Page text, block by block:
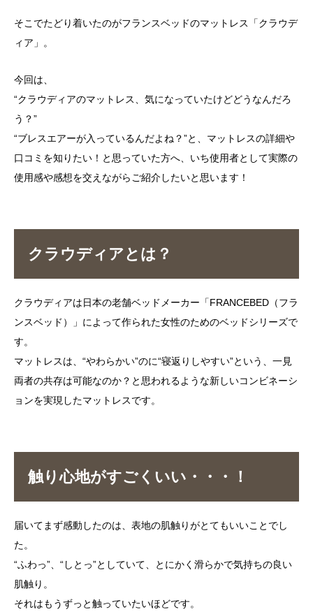
そこでたどり着いたのがフランスベッドのマットレス「クラウデ
ィア」。
今回は、
“クラウディアのマットレス、気になっていたけどどうなんだろ
う？”
“ブレスエアーが入っているんだよね？”と、マットレスの詳細や
口コミを知りたい！と思っていた方へ、いち使用者として実際の
使用感や感想を交えながらご紹介したいと思います！
クラウディアとは？
クラウディアは日本の老舗ベッドメーカー「FRANCEBED（フラ
ンスベッド）」によって作られた女性のためのベッドシリーズで
す。
マットレスは、“やわらかい”のに“寝返りしやすい”という、一見
両者の共存は可能なのか？と思われるような新しいコンビネーシ
ョンを実現したマットレスです。
触り心地がすごくいい・・・！
届いてまず感動したのは、表地の肌触りがとてもいいことでし
た。
“ふわっ”、“しとっ”としていて、とにかく滑らかで気持ちの良い
肌触り。
それはもうずっと触っていたいほどです。